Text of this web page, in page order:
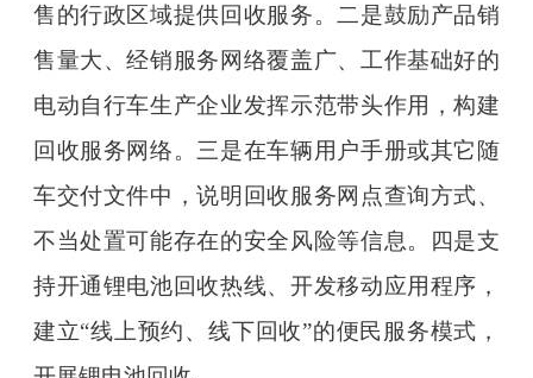
售的行政区域提供回收服务。二是鼓励产品销
售量大、经销服务网络覆盖广、工作基础好的
电动自行车生产企业发挥示范带头作用，构建
回收服务网络。三是在车辆用户手册或其它随
车交付文件中，说明回收服务网点查询方式、
不当处置可能存在的安全风险等信息。四是支
持开通锂电池回收热线、开发移动应用程序，
建立“线上预约、线下回收”的便民服务模式，